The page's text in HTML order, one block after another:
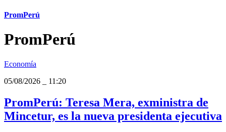
PromPerú
PromPerú
Economía
05/08/2026
11:20
PromPerú: Teresa Mera, exministra de
Mincetur, es la nueva presidenta ejecutiva